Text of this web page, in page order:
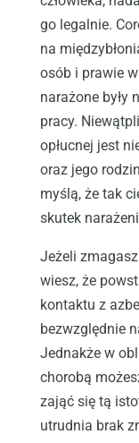
go legalnie.
na
osób i prawie
narażone były
pracy.
opłucnej jest
oraz jego
myślą, że tak
skutek
Jeżeli
wiesz, że
kontaktu z
bezwzględnie
Jednakże w
chorobą
zająć się tą
utrudnia brak